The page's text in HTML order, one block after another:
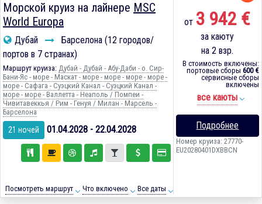
Морской круиз на лайнере MSC
World Europa
Дубай
Барселона (12 городов/
портов в 7 странах)
Маршрут круиза: Дубай - Дубай - Абу-Даби - о. Сир-
Бани-Яс - море - Маскат - море - море - море - море -
море - Сафага - Суэцкий Канал - Суэцкий Канал -
море - море - Валлетта - Неаполь / Помпеи -
Чивитавеккья / Рим - Генуя / Милан - Марсель -
Барселона
21 ночей 01.04.2028 - 22.04.2028
Посмотреть маршрут Что включено Все даты
от 3 942 €
за каюту
на 2 взр.
В стоимость включены:
портовые сборы 600 €
сервисные сборы
включены
все каюты
Подробнее
Номер круиза: 27770-
EU20280401DXBBCN